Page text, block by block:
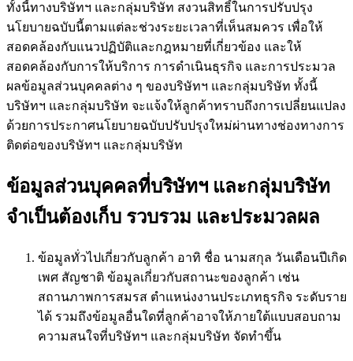
ทั้งนี้ทางบริษัทฯ และกลุ่มบริษัท สงวนสิทธิ์ในการปรับปรุง
นโยบายฉบับนี้ตามแต่ละช่วงระยะเวลาที่เห็นสมควร เพื่อให้
สอดคล้องกับแนวปฏิบัติและกฎหมายที่เกี่ยวข้อง และให้
สอดคล้องกับการให้บริการ การดำเนินธุรกิจ และการประมวล
ผลข้อมูลส่วนบุคคลต่าง ๆ ของบริษัทฯ และกลุ่มบริษัท ทั้งนี้
บริษัทฯ และกลุ่มบริษัท จะแจ้งให้ลูกค้าทราบถึงการเปลี่ยนแปลง
ด้วยการประกาศนโยบายฉบับปรับปรุงใหม่ผ่านทางช่องทางการ
ติดต่อของบริษัทฯ และกลุ่มบริษัท
ข้อมูลส่วนบุคคลที่บริษัทฯ และกลุ่มบริษัท
จำเป็นต้องเก็บ รวบรวม และประมวลผล
ข้อมูลทั่วไปเกี่ยวกับลูกค้า อาทิ ชื่อ นามสกุล วันเดือนปีเกิด
เพศ สัญชาติ ข้อมูลเกี่ยวกับสถานะของลูกค้า เช่น
สถานภาพการสมรส ตำแหน่งงานประเภทธุรกิจ ระดับราย
ได้ รวมถึงข้อมูลอื่นใดที่ลูกค้าอาจให้ภายใต้แบบสอบถาม
ความสนใจที่บริษัทฯ และกลุ่มบริษัท จัดทำขึ้น